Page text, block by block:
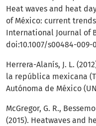
Heat waves and heat
of México: current
International Journal of
doi:10.1007/s00484-009-
Herrera-Alanís, J. L.
la república mexicana
Autónoma de México
McGregor, G. R.,
(2015). Heatwaves and